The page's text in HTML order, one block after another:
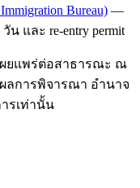
Bureau) —
น และ re-entry permit
ยแพร่ต่อสาธารณะ ณ
ลการพิจารณา อำนาจ
รเท่านั้น